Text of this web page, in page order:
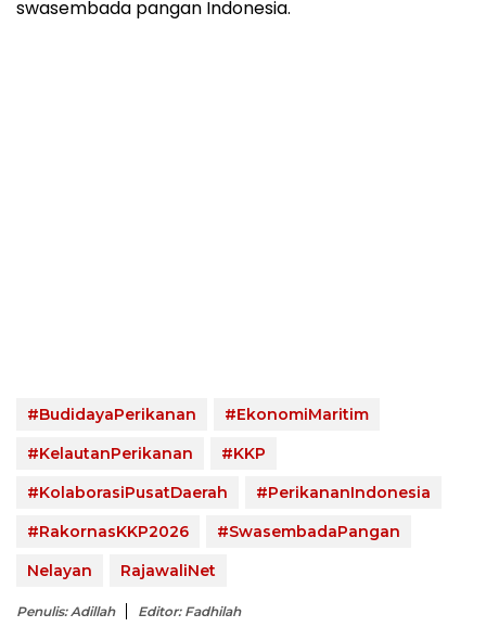
swasembada pangan Indonesia.
#BudidayaPerikanan
#EkonomiMaritim
#KelautanPerikanan
#KKP
#KolaborasiPusatDaerah
#PerikananIndonesia
#RakornasKKP2026
#SwasembadaPangan
Nelayan
RajawaliNet
Penulis: Adillah Editor: Fadhilah